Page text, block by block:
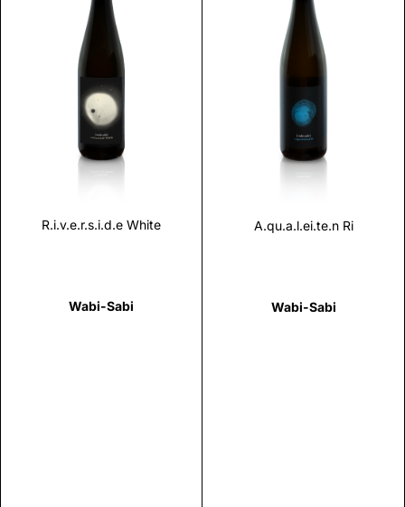
R.i.v.e.r.s.i.d.e White
Wabi-Sabi
Scopri
A.qu.a.l.ei.te.n Ri
Wabi-Sabi
Scopri